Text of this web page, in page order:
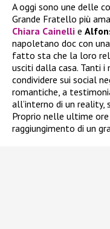
A oggi sono une delle
Grande Fratello più
Chiara Cainelli e
napoletano doc con
fatto sta che la loro
usciti dalla casa. Tanti
condividere sui social
romantiche, a
all’interno di un reality,
Proprio nelle ultime
raggiungimento di un